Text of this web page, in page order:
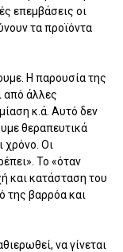
επεμβάσεις οι
τα προϊόντα
Η παρουσία της
από άλλες
κ.ά. Αυτό δεν
θεραπευτικά
χρόνο. Οι
Το «όταν
και κατάσταση του
της βαρρόα και
να γίνεται